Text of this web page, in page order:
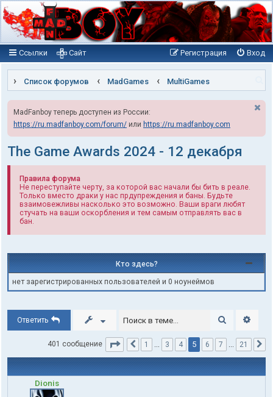
Ссылки Вход
Регистрация
Сайт
Список форумов MadGames MultiGames
MadFanboy теперь доступен из России:
https://ru.madfanboy.com/forum/ или https://ru.madfanboy.com
The Game Awards 2024 - 12 декабря
Правила форума
Не переступайте черту, за которой вас начали бы бить в реале.
Только вместо драки у нас прдупреждения и баны. Будьте
взаимовежливы насколько это возможно. Ваши враги любят
стучать на ваши оскорбления и тем самым отправлять вас в
бан.
Кто здесь?
нет зарегистрированных пользователей и 0 ноунеймов
Ответить Поиск
401 сообщение Страница из 21
Пред.
1 … 3 4 5 6 7 … 21
Dionis